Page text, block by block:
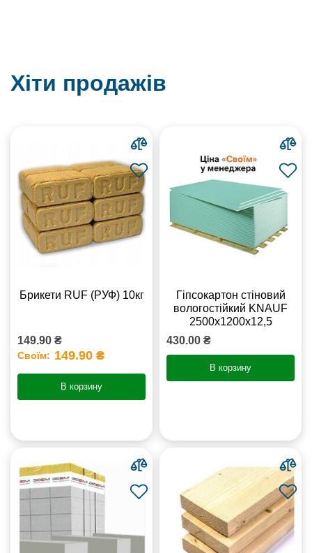
Хіти продажів
Брикети RUF (РУФ) 10кг
149.90 ₴
Своїм: 149.90 ₴
В корзину
Гіпсокартон стіновий
вологостійкий KNAUF
2500х1200х12,5
430.00 ₴
В корзину